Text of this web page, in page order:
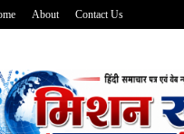
About Contact Us